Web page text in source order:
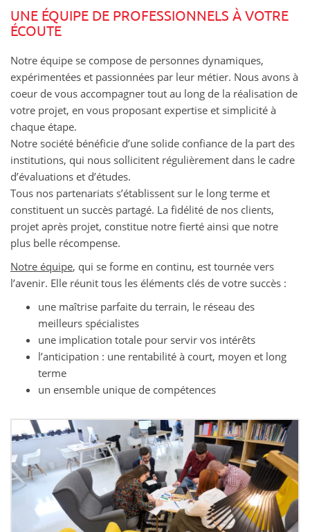
UNE ÉQUIPE DE PROFESSIONNELS À VOTRE
ÉCOUTE
Notre équipe se compose de personnes dynamiques,
expérimentées et passionnées par leur métier. Nous avons à
coeur de vous accompagner tout au long de la réalisation de
votre projet, en vous proposant expertise et simplicité à
chaque étape.
Notre société bénéﬁcie d’une solide conﬁance de la part des
institutions, qui nous sollicitent régulièrement dans le cadre
d’évaluations et d’études.
Tous nos partenariats s’établissent sur le long terme et
constituent un succès partagé. La ﬁdélité de nos clients,
projet après projet, constitue notre ﬁerté ainsi que notre
plus belle récompense.
Notre équipe, qui se forme en continu, est tournée vers
l’avenir. Elle réunit tous les éléments clés de votre succès :
une maîtrise parfaite du terrain, le réseau des
meilleurs spécialistes
une implication totale pour servir vos intérêts
l’anticipation : une rentabilité à court, moyen et long
terme
un ensemble unique de compétences